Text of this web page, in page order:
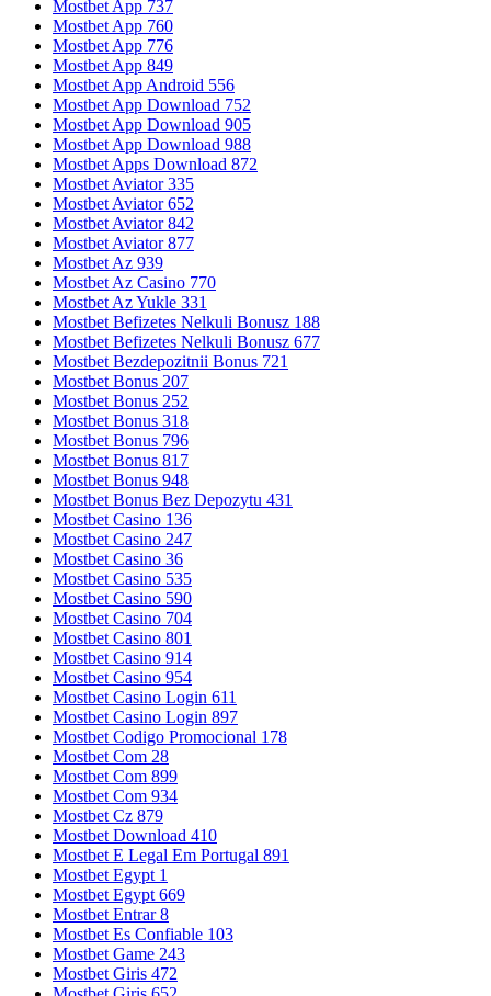
Mostbet App 737
Mostbet App 760
Mostbet App 776
Mostbet App 849
Mostbet App Android 556
Mostbet App Download 752
Mostbet App Download 905
Mostbet App Download 988
Mostbet Apps Download 872
Mostbet Aviator 335
Mostbet Aviator 652
Mostbet Aviator 842
Mostbet Aviator 877
Mostbet Az 939
Mostbet Az Casino 770
Mostbet Az Yukle 331
Mostbet Befizetes Nelkuli Bonusz 188
Mostbet Befizetes Nelkuli Bonusz 677
Mostbet Bezdepozitnii Bonus 721
Mostbet Bonus 207
Mostbet Bonus 252
Mostbet Bonus 318
Mostbet Bonus 796
Mostbet Bonus 817
Mostbet Bonus 948
Mostbet Bonus Bez Depozytu 431
Mostbet Casino 136
Mostbet Casino 247
Mostbet Casino 36
Mostbet Casino 535
Mostbet Casino 590
Mostbet Casino 704
Mostbet Casino 801
Mostbet Casino 914
Mostbet Casino 954
Mostbet Casino Login 611
Mostbet Casino Login 897
Mostbet Codigo Promocional 178
Mostbet Com 28
Mostbet Com 899
Mostbet Com 934
Mostbet Cz 879
Mostbet Download 410
Mostbet E Legal Em Portugal 891
Mostbet Egypt 1
Mostbet Egypt 669
Mostbet Entrar 8
Mostbet Es Confiable 103
Mostbet Game 243
Mostbet Giris 472